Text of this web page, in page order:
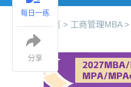
首页 > 工商管理MBA >
每日一练
分享